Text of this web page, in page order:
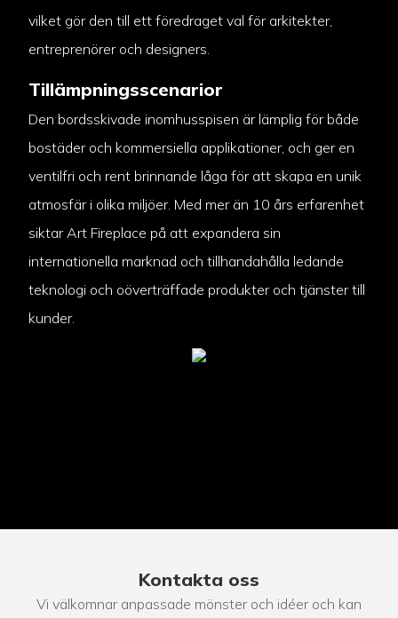
vilket gör den till ett föredraget val för arkitekter,
entreprenörer och designers.
Tillämpningsscenarior
Den bordsskivade inomhusspisen är lämplig för både
bostäder och kommersiella applikationer, och ger en
ventilfri och rent brinnande låga för att skapa en unik
atmosfär i olika miljöer. Med mer än 10 års erfarenhet
siktar Art Fireplace på att expandera sin
internationella marknad och tillhandahålla ledande
teknologi och oöverträffade produkter och tjänster till
kunder.
Kontakta oss
Vi välkomnar anpassade mönster och idéer och kan